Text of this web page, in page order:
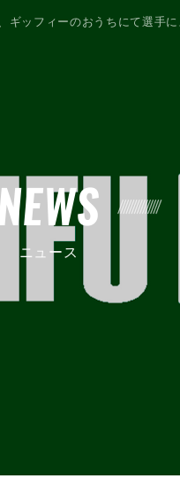
ニュース
ギッフィーのおうちにて選手